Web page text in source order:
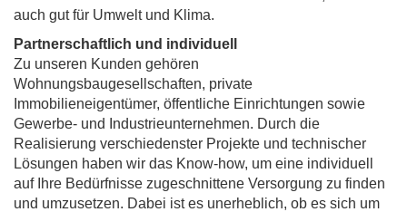
auch gut für Umwelt und Klima.
Partnerschaftlich und individuell
Zu unseren Kunden gehören
Wohnungsbaugesellschaften, private
Immobilieneigentümer, öffentliche Einrichtungen sowie
Gewerbe- und Industrieunternehmen. Durch die
Realisierung verschiedenster Projekte und technischer
Lösungen haben wir das Know-how, um eine individuell
auf Ihre Bedürfnisse zugeschnittene Versorgung zu finden
und umzusetzen. Dabei ist es unerheblich, ob es sich um